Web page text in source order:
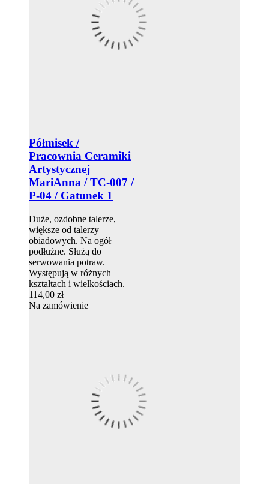
Półmisek /
Pracownia Ceramiki
Artystycznej
MariAnna / TC-007 /
P-04 / Gatunek 1
Duże, ozdobne talerze,
większe od talerzy
obiadowych. Na ogół
podłużne. Służą do
serwowania potraw.
Występują w różnych
kształtach i wielkościach.
114,00 zł
Na zamówienie